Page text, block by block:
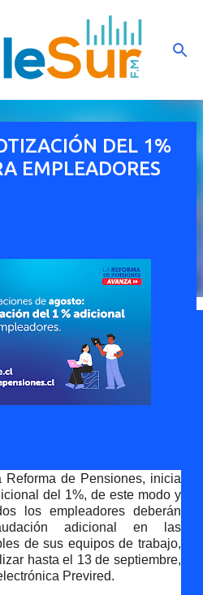
principal
DEL 1%
EMPLEADORES
Reforma de Pensiones, inicia
del 1%, de este modo y
los empleadores deberán
adicional en las
de sus equipos de trabajo,
hasta el 13 de septiembre,
Previred.